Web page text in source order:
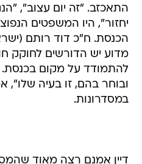
התאכזב. "זה יום עצוב",
יחזור", היו המשפטים
הכנסת. ח"כ דוד רותם
מדוע יש הדורשים לחוקק
להתמודד על מקום
ובוחר בהם, זו בעיה שלו",
במסדרונות.
דיין אמנם רצה מאוד